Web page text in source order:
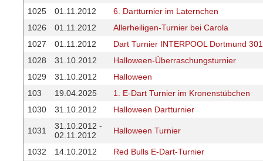
1025
01.11.2012
6. Dartturnier im Laternchen
1026
01.11.2012
Allerheiligen-Turnier bei Carola
1027
01.11.2012
Dart Turnier INTERPOOL Dortmund
1028
31.10.2012
Halloween-Überraschungsturnier
1029
31.10.2012
Halloween
103
19.04.2025
1. E-Dart Turnier im Kronenstübchen
1030
31.10.2012 Halloween Dartturnier
1031
31.10.2012 -
02.11.2012
Halloween Turnier
1032 14.10.2012
Red Bulls E-Dart-Turnier